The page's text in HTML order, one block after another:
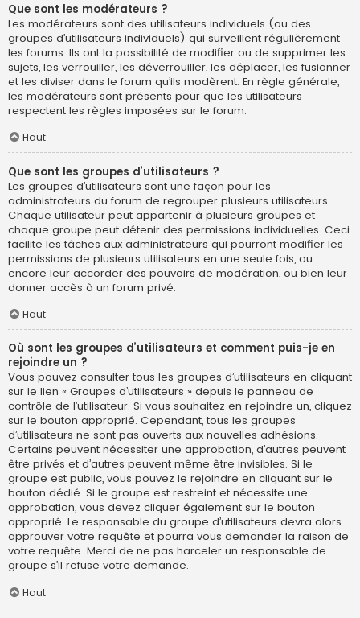
Que sont les modérateurs ?
Les modérateurs sont des utilisateurs individuels (ou des
groupes d’utilisateurs individuels) qui surveillent régulièrement
les forums. Ils ont la possibilité de modifier ou de supprimer les
sujets, les verrouiller, les déverrouiller, les déplacer, les fusionner
et les diviser dans le forum qu’ils modèrent. En règle générale,
les modérateurs sont présents pour que les utilisateurs
respectent les règles imposées sur le forum.
Haut
Que sont les groupes d’utilisateurs ?
Les groupes d’utilisateurs sont une façon pour les
administrateurs du forum de regrouper plusieurs utilisateurs.
Chaque utilisateur peut appartenir à plusieurs groupes et
chaque groupe peut détenir des permissions individuelles. Ceci
facilite les tâches aux administrateurs qui pourront modifier les
permissions de plusieurs utilisateurs en une seule fois, ou
encore leur accorder des pouvoirs de modération, ou bien leur
donner accès à un forum privé.
Haut
Où sont les groupes d’utilisateurs et comment puis-je en
rejoindre un ?
Vous pouvez consulter tous les groupes d’utilisateurs en cliquant
sur le lien « Groupes d’utilisateurs » depuis le panneau de
contrôle de l’utilisateur. Si vous souhaitez en rejoindre un, cliquez
sur le bouton approprié. Cependant, tous les groupes
d’utilisateurs ne sont pas ouverts aux nouvelles adhésions.
Certains peuvent nécessiter une approbation, d’autres peuvent
être privés et d’autres peuvent même être invisibles. Si le
groupe est public, vous pouvez le rejoindre en cliquant sur le
bouton dédié. Si le groupe est restreint et nécessite une
approbation, vous devez cliquer également sur le bouton
approprié. Le responsable du groupe d’utilisateurs devra alors
approuver votre requête et pourra vous demander la raison de
votre requête. Merci de ne pas harceler un responsable de
groupe s’il refuse votre demande.
Haut